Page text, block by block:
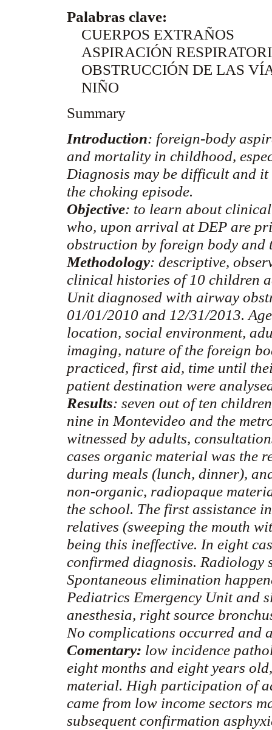
Palabras clave:
CUERPOS EXTRAÑOS
ASPIRACIÓN
OBSTRUCCIÓN DE LAS
NIÑO
Summary
Introduction: foreign-body
and mortality in childhood,
Diagnosis may be difficult and it
the choking episode.
Objective: to learn about
who, upon arrival at DEP are
obstruction by foreign body
Methodology: descriptive,
clinical histories of 10 children
Unit diagnosed with airway
01/01/2010 and 12/31/2013.
location, social environment,
imaging, nature of the foreign
practiced, first aid, time until
patient destination were
Results: seven out of ten
nine in Montevideo and the
witnessed by adults,
cases organic material was the
during meals (lunch, dinner),
non-organic, radiopaque
the school. The first assistance
relatives (sweeping the mouth
being this ineffective. In eight
confirmed diagnosis. Radiology
Spontaneous elimination
Pediatrics Emergency Unit and
anesthesia, right source
No complications occurred and
Comentary: low incidence
eight months and eight years
material. High participation of
came from low income sectors
subsequent confirmation